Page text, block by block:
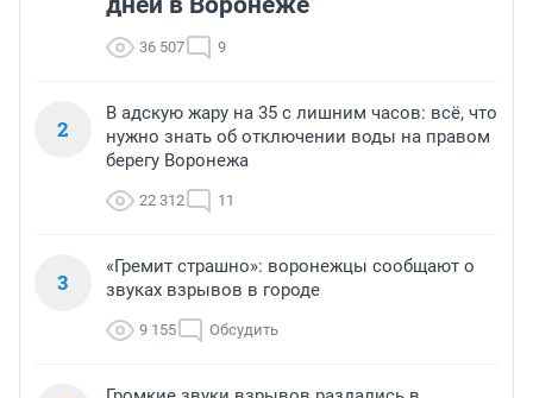
36 507 9
2
В адскую жару на 35 с лишним часов: всё, что
нужно знать об отключении воды на правом
берегу Воронежа
22 312 11
3
«Гремит страшно»: воронежцы сообщают о
звуках взрывов в городе
9 155 Обсудить